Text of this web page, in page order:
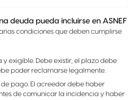
deuda pueda incluirse en ASNEF
condiciones que deben cumplirse
exigible. Debe existir, el plazo debe
poder reclamarse legalmente.
pago. El acreedor debe haber
de comunicar la incidencia y haber